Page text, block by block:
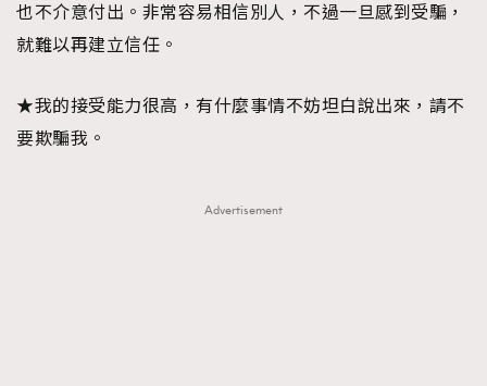
也不介意付出。非常容易相信別人，不過一旦感到受騙，
就難以再建立信任。
★我的接受能力很高，有什麼事情不妨坦白說出來，請不
要欺騙我。
Advertisement